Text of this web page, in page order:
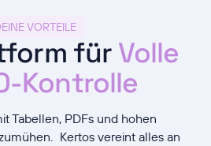
VORTEILE
fürVolle
Kontrolle
Tabellen, PDFs und hohen
Kertos vereint alles an